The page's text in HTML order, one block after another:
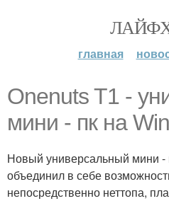
главная
Onenuts T1 -
мини - пк на
Новый универсальный мини -
объединил в себе
непосредственно неттопа,